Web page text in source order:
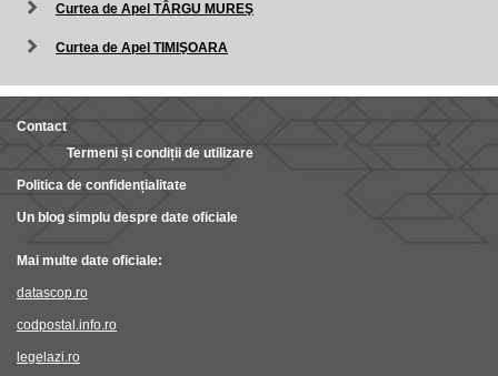
Curtea de Apel TÂRGU MUREŞ
Curtea de Apel TIMIŞOARA
Contact
Termeni și condiții de utilizare
Politica de confidențialitate
Un blog simplu despre date oficiale
Mai multe date oficiale:
datascop.ro
codpostal.info.ro
legelazi.ro